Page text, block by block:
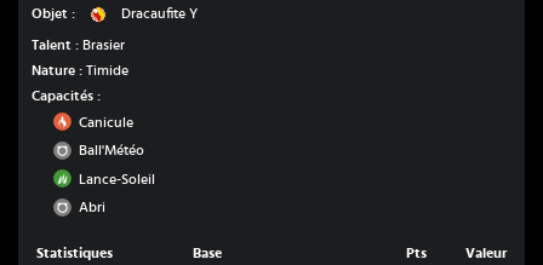
Objet :
Dracaufite Y
Dracaufite Y
Talent : Brasier
Nature : Timide
Capacités :
Feu
Canicule
Normal
Ball'Météo
Plante
Lance-Soleil
Normal
Abri
Statistiques Base Pts
Valeur